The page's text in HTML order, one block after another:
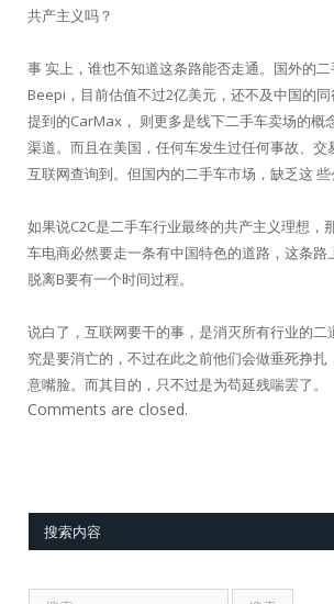
共产主义吗？
事 实上，谁也不知道这条路能否走通。国外的二
Beepi，目前估值不过2亿美元，还不及中国的
提到的CarMax， 则更多是线下二手车卖场的概
渠道。而且在美国，任何车发生过任何事故、交
互联网查询到。但国内的二手车市场，缺乏这 些
如果说C2C是二手车行业最终的共产主义理想，
车电商必然要走一条有中国特色的道路，这条路
脱离B要有一个时间过程。
说白了，互联网要干的事，是消灭所有行业的二
究是要消亡的，不过在此之前他们会做垂死挣扎
意嘴脸。而其目的，只不过是为苟延残喘罢了。
Comments are closed.
搜索内容